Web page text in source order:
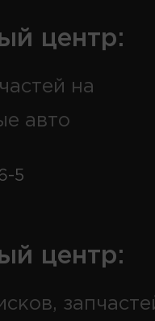
центр:
на
авто
5
центр: